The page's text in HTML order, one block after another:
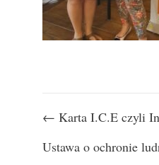
Nawigacja
wpisu
← Karta I.C.E czyli In
Ustawa o ochronie